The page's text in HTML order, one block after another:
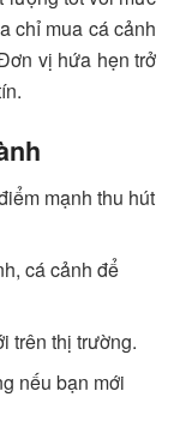
chỉ mua cá cảnh
vị hứa hẹn trở
mạnh thu hút
cá cảnh để
trên thị trường.
nếu bạn mới